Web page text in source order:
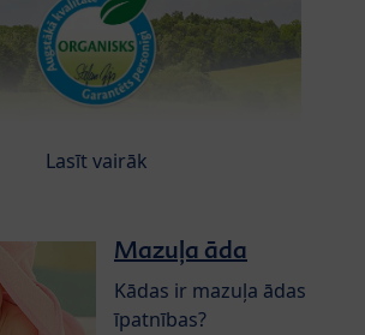
Lasīt vairāk
Mazuļa āda
Kādas ir mazuļa ādas
īpatnības?